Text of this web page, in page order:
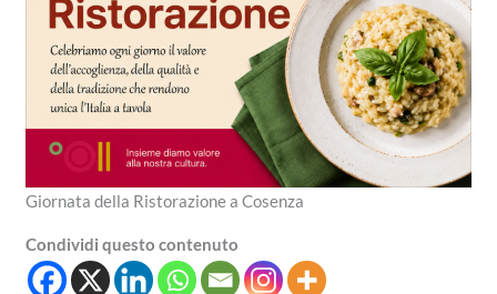
Giornata della Ristorazione a Cosenza
Condividi questo contenuto